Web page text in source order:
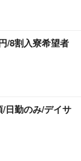
/8割入寮希望者
/日勤のみ/デイサ